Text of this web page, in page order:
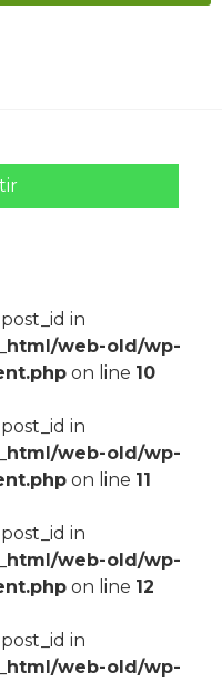
in
web-old/wp-
on line 10
in
web-old/wp-
on line 11
in
web-old/wp-
on line 12
in
web-old/wp-